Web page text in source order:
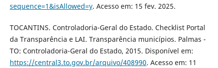
sequence=1&isAllowed=y. Acesso em: 15 fev. 2025.
TOCANTINS. Controladoria-Geral do Estado. Checklist Portal
da Transparência e LAI. Transparência municípios. Palmas -
TO: Controladoria-Geral do Estado, 2015. Disponível em:
https://central3.to.gov.br/arquivo/408990. Acesso em: 11